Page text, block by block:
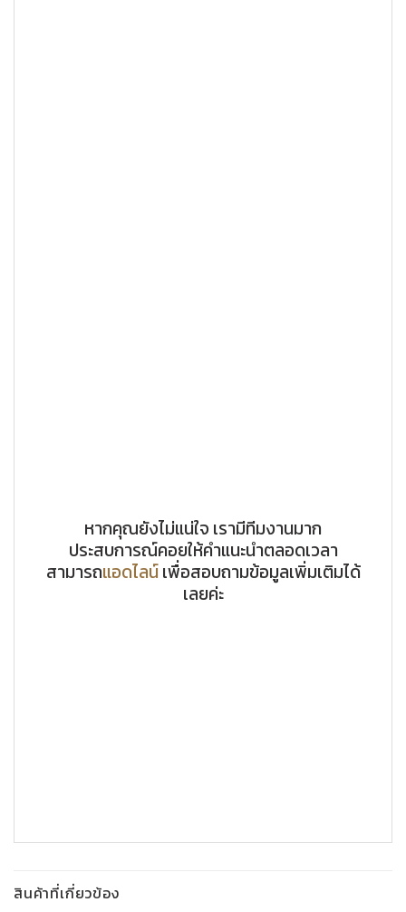
หากคุณยังไม่แน่ใจ เรามีทีมงานมาก
ประสบการณ์คอยให้คำแนะนำตลอดเวลา
สามารถแอดไลน์เพื่อสอบถามข้อมูลเพิ่มเติมได้
เลยค่ะ
สินค้าที่เกี่ยวข้อง